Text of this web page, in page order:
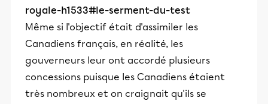
royale-h1533#le-serment-du-test
Même si l'objectif était d'assimiler les
Canadiens français, en réalité, les
gouverneurs leur ont accordé plusieurs
concessions puisque les Canadiens étaient
très nombreux et on craignait qu'ils se